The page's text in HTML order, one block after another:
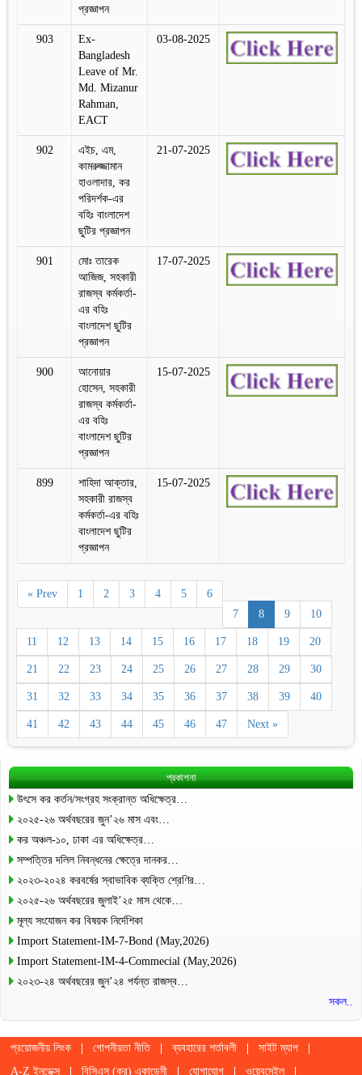
প্রজ্ঞাপন
903
Ex-
Bangladesh
Leave of Mr.
Md. Mizanur
Rahman,
EACT
03-08-2025
902
এইচ, এম,
কামরুজ্জামান
হাওলাদার, কর
পরিদর্শক-এর
বহিঃ বাংলাদেশ
ছুটির প্রজ্ঞাপন
21-07-2025
901
মোঃ তারেক
আজিজ, সহকারী
রাজস্ব কর্মকর্তা-
এর বহিঃ
বাংলাদেশ ছুটির
প্রজ্ঞাপন
17-07-2025
900
আনোয়ার
হোসেন, সহকারী
রাজস্ব কর্মকর্তা-
এর বহিঃ
বাংলাদেশ ছুটির
প্রজ্ঞাপন
15-07-2025
899
শাহিদা আক্তার,
সহকারী রাজস্ব
কর্মকর্তা-এর বহিঃ
বাংলাদেশ ছুটির
প্রজ্ঞাপন
15-07-2025
« Prev 1 2 3 4 5
6
7
8 9 10
11 12 13 14 15 16 17 18 19 20
21 22 23 24 25 26 27 28 29 30
31 32 33 34 35 36 37 38 39 40
41 42 43 44 45 46 47 Next »
প্রকাশনা
উৎসে কর কর্তন/সংগ্রহ সংক্রান্ত অধিক্ষেত্র…
২০২৫-২৬ অর্থবছরের জুন’২৬ মাস এবং…
কর অঞ্চল-১০, ঢাকা এর অধিক্ষেত্র…
সম্পত্তির দলিল নিবন্ধনের ক্ষেত্রে দানকর…
২০২৩-২০২৪ করবর্ষের স্বাভাবিক ব্যক্তি শ্রেণির…
২০২৫-২৬ অর্থবছরের জুলাই’২৫ মাস থেকে…
মূল্য সংযোজন কর বিষয়ক নির্দেশিকা
Import Statement-IM-7-Bond (May,2026)
Import Statement-IM-4-Commecial (May,2026)
২০২৩-২৪ অর্থবছরের জুন’২৪ পর্যন্ত রাজস্ব…
সকল..
প্রয়োজনীয় লিংক গোপনীয়তা নীতি ব্যবহারের শর্তাবলী
সাইট ম্যাপ
A-Z ইনডেক্স
বিসিএস (কর) একাডেমী যোগাযোগ ওয়েবমেইল